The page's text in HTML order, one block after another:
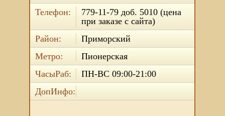
Телефон:
779-11-79 доб. 5010 (цена
при заказе с сайта)
Район:
Приморский
Метро:
Пионерская
ЧасыРаб:
ПН-ВС 09:00-21:00
ДопИнфо: